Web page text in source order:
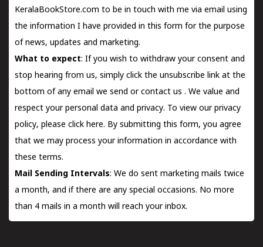
KeralaBookStore.com to be in touch with me via email using
the information I have provided in this form for the purpose
of news, updates and marketing.
What to expect: If you wish to withdraw your consent and
stop hearing from us, simply click the unsubscribe link at the
bottom of any email we send orcontact us . We value and
respect your personal data and privacy. To view our privacy
policy, please click here. By submitting this form, you agree
that we may process your information in accordance with
these terms.
Mail Sending Intervals: We do sent marketing mails twice
a month, and if there are any special occasions. No more
than 4 mails in a month will reach your inbox.